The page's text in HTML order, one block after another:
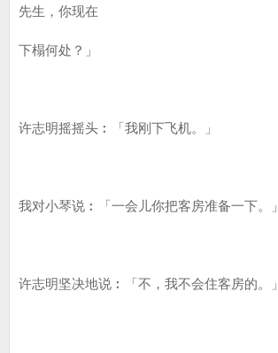
先生，你现在
下榻何处？」
许志明摇摇头︰「我刚下飞机。」
我对小琴说︰「一会儿你把客房准备一下。」
许志明坚决地说︰「不，我不会住客房的。」